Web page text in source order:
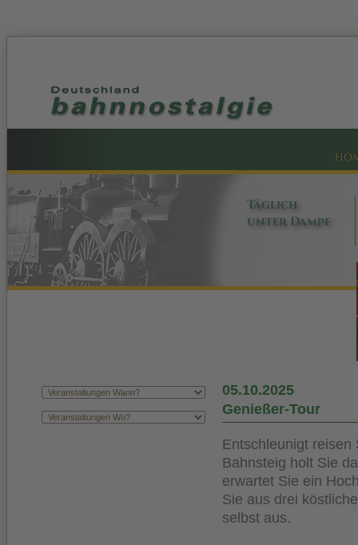
Täglich
unter Dampf
05.10.2025
Genießer-Tour
Entschleunigt reisen
Bahnsteig holt Sie
erwartet Sie ein
Sie aus drei
selbst aus.